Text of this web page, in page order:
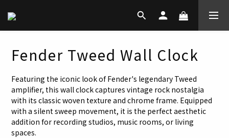
Fender Tweed Wall Clock
Featuring the iconic look of Fender's legendary Tweed
amplifier, this wall clock captures vintage rock nostalgia
with its classic woven texture and chrome frame. Equipped
with a silent sweep movement, it is the perfect aesthetic
addition for recording studios, music rooms, or living
spaces.